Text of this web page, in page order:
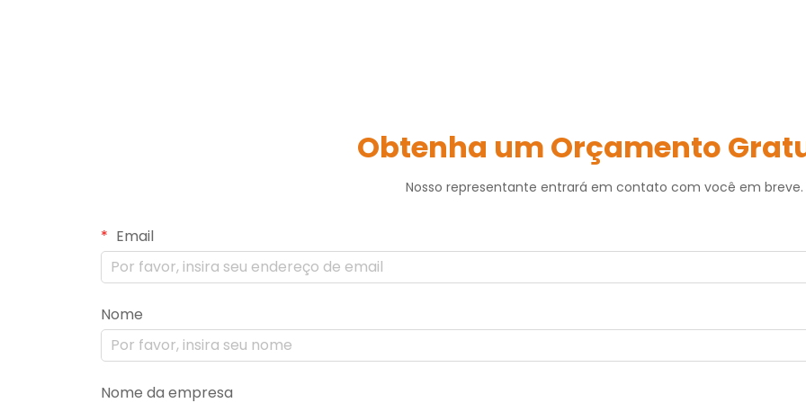
Obtenha um Orçamento
Nosso representante entrará em contato com você em breve.
Email
Nome
Nome da empresa